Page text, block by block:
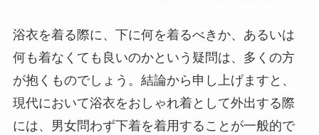
浴衣を着る際に、下に何を着るべきか、あるいは
何も着なくても良いのかという疑問は、多くの方
が抱くものでしょう。結論から申し上げますと、
現代において浴衣をおしゃれ着として外出する際
には、男女問わず下着を着用することが一般的で